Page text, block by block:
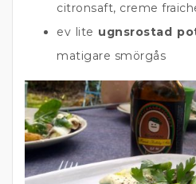
citronsaft, creme
ev lite ugnsrostad
matigare smörgås